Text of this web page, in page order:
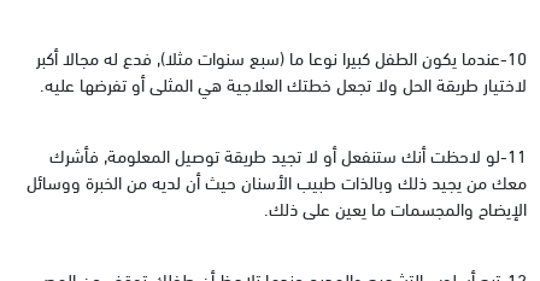
10-عندما يكون الطفل كبيرا نوعا ما (سبع سنوات مثلا), فدع له مجالا أكبر
لاختيار طريقة الحل ولا تجعل خطتك العلاجية هي المثلى أو تفرضها عليه.
11-لو لاحظت أنك ستنفعل أو لا تجيد طريقة توصيل المعلومة, فأشرك
معك من يجيد ذلك وبالذات طبيب الأسنان حيث أن لديه من الخبرة ووسائل
الإيضاح والمجسمات ما يعين على ذلك.